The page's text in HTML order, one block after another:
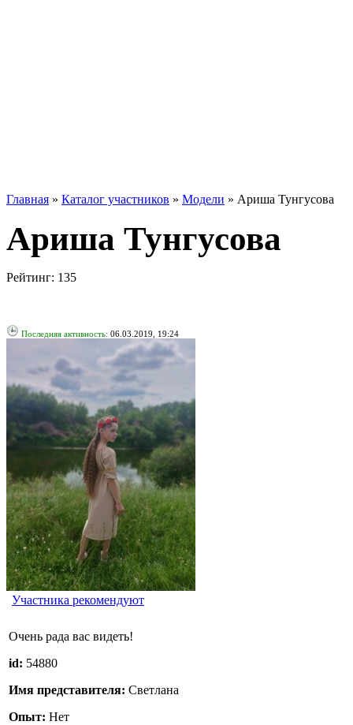
Главная » Каталог участников » Модели » Ариша Тунгусова
Ариша Тунгусова
Рейтинг: 135
Последняя активность: 06.03.2019, 19:24
Участника рекомендуют
Очень рада вас видеть!
id: 54880
Имя представителя: Светлана
Опыт: Нет